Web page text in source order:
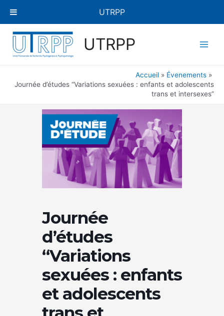
contenu
UTRPP
Accueil
Évenements
Journée d’études “Variations sexuées : enfants et adolescents
trans et intersexes”
Journée
d’études
“Variations
sexuées : enfants
et adolescents
UTRPP